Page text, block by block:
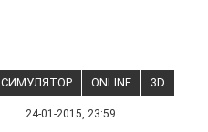
СИМУЛЯТОР ONLINE 3D
24-01-2015, 23:59